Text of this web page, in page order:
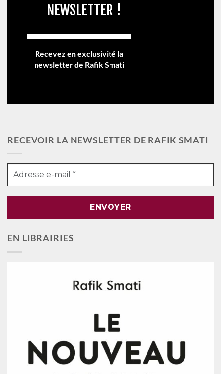
NEWSLETTER !
Recevez en exclusivité la
newsletter de Rafik Smati
RECEVOIR LA NEWSLETTER DE RAFIK SMATI
EN LIBRAIRIES